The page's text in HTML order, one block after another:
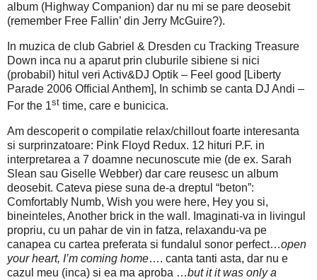
album (Highway Companion) dar nu mi se pare deosebit
(remember Free Fallin’ din Jerry McGuire?).
In muzica de club Gabriel & Dresden cu Tracking Treasure
Down inca nu a aparut prin cluburile sibiene si nici
(probabil) hitul veri Activ&DJ Optik – Feel good [Liberty
Parade 2006 Official Anthem], In schimb se canta DJ Andi –
For the 1st time, care e bunicica.
Am descoperit o compilatie relax/chillout foarte interesanta
si surprinzatoare: Pink Floyd Redux. 12 hituri P.F. in
interpretarea a 7 doamne necunoscute mie (de ex. Sarah
Slean sau Giselle Webber) dar care reusesc un album
deosebit. Cateva piese suna de-a dreptul “beton”:
Comfortably Numb, Wish you were here, Hey you si,
bineinteles, Another brick in the wall. Imaginati-va in livingul
propriu, cu un pahar de vin in fatza, relaxandu-va pe
canapea cu cartea preferata si fundalul sonor perfect…open
your heart, I’m coming home…. canta tanti asta, dar nu e
cazul meu (inca) si ea ma aproba …but it it was only a